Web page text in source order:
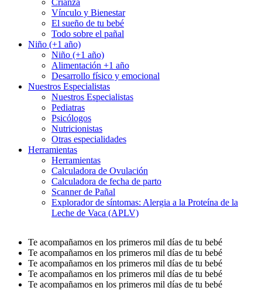
Vínculo y Bienestar
El sueño de tu bebé
Todo sobre el pañal
Niño (+1 año)
Niño (+1 año)
Alimentación +1 año
Desarrollo físico y emocional
Nuestros Especialistas
Nuestros Especialistas
Pediatras
Psicólogos
Nutricionistas
Otras especialidades
Herramientas
Herramientas
Calculadora de Ovulación
Calculadora de fecha de parto
Scanner de Pañal
Explorador de síntomas: Alergia a la Proteína de la
Leche de Vaca (APLV)
Te acompañamos en los primeros mil días de tu bebé
Te acompañamos en los primeros mil días de tu bebé
Te acompañamos en los primeros mil días de tu bebé
Te acompañamos en los primeros mil días de tu bebé
Te acompañamos en los primeros mil días de tu bebé